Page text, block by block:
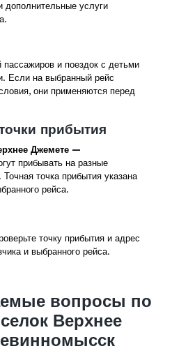
дополнительные услуги
пассажиров и поездок с детьми
Если на выбранный рейс
они применяются перед
прибытия
Джемете —
прибывать на разные
точка прибытия указана
рейса.
точку прибытия и адрес
и выбранного рейса.
вопросы по
Верхнее